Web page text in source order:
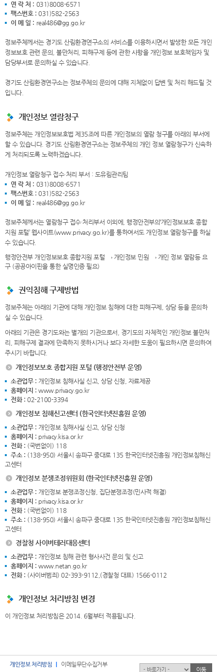
연 락 처 : 031)8008-6571
팩스번호 : 031)582-2563
이 메 일 : real486@gg.go.kr
정보주체께서는 경기도 산림환경연구소의 서비스를 이용하시면서 발생한 모든 개인
정보보호 관련 문의, 불만처리, 피해구제 등에 관한 사항을 개인정보 보호책임자 및
담당부서로 문의하실 수 있습니다.
경기도 산림환경연구소는 정보주체의 문의에 대해 지체없이 답변 및 처리 해드릴 것
입니다.
개인정보 열람청구
정보주체는 개인정보보호법 제35조에 따른 개인정보의 열람 청구를 아래의 부서에
할 수 있습니다. 경기도 산림환경연구소는 정보주체의 개인 정보 열람청구가 신속하
게 처리되도록 노력하겠습니다.
개인정보 열람청구 접수·처리 부서 : 도유림관리팀
연 락 처 : 031)8008-6571
팩스번호 : 031)582-2563
이 메 일 : real486@gg.go.kr
정보주체께서는 열람청구 접수·처리부서 이외에, 행정안전부의‘개인정보보호 종합
지원 포털’ 웹사이트(www.privacy.go.kr)를 통하여서도 개인정보 열람청구를 하실
수 있습니다.
행정안전부 개인정보보호 종합지원 포털 → 개인정보 민원 → 개인 정보 열람등 요
구 (공공아이핀을 통한 실명인증 필요)
권익침해 구제방법
정보주체는 아래의 기관에 대해 개인정보 침해에 대한 피해구제, 상담 등을 문의하
실 수 있습니다.
아래의 기관은 경기도와는 별개의 기관으로서, 경기도의 자체적인 개인정보 불만처
리, 피해구제 결과에 만족하지 못하시거나 보다 자세한 도움이 필요하시면 문의하여
주시기 바랍니다.
개인정보보호 종합지원 포털 (행정안전부 운영)
소관업무 : 개인정보 침해사실 신고, 상담 신청, 자료제공
홈페이지 : www.privacy.go.kr
전화 : 02-2100-3394
개인정보 침해신고센터 (한국인터넷진흥원 운영)
소관업무 : 개인정보 침해사실 신고, 상담 신청
홈페이지 : privacy.kisa.or.kr
전화 : (국번없이) 118
주소 : (138-950) 서울시 송파구 중대로 135 한국인터넷진흥원 개인정보침해신
고센터
개인정보 분쟁조정위원회 (한국인터넷진흥원 운영)
소관업무 : 개인정보 분쟁조정신청, 집단분쟁조정(민사적 해결)
홈페이지 : privacy.kisa.or.kr
전화 : (국번없이) 118
주소 : (138-950) 서울시 송파구 중대로 135 한국인터넷진흥원 개인정보침해신
고센터
경찰청 사이버테러대응센터
소관업무 : 개인정보 침해 관련 형사사건 문의 및 신고
홈페이지 : www.netan.go.kr
전화 : (사이버범죄) 02-393-9112,(경찰청 대표) 1566-0112
개인정보 처리방침 변경
이 개인정보 처리방침은 2014. 6월부터 적용됩니다.
개인정보 처리방침 이메일무단수집거부 유관기관 이동